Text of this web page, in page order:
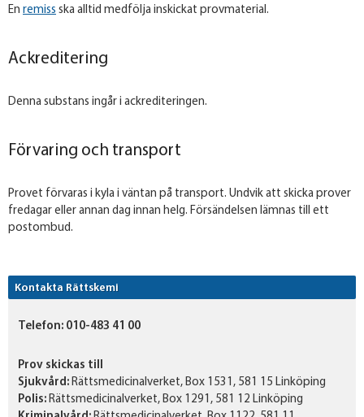
En remiss ska alltid medfölja inskickat provmaterial.
Ackreditering
Denna substans ingår i ackrediteringen.
Förvaring och transport
Provet förvaras i kyla i väntan på transport. Undvik att skicka prover
fredagar eller annan dag innan helg. Försändelsen lämnas till ett
postombud.
Kontakta Rättskemi
Telefon: 010-483 41 00
Prov skickas till
Sjukvård: Rättsmedicinalverket, Box 1531, 581 15 Linköping
Polis: Rättsmedicinalverket, Box 1291, 581 12 Linköping